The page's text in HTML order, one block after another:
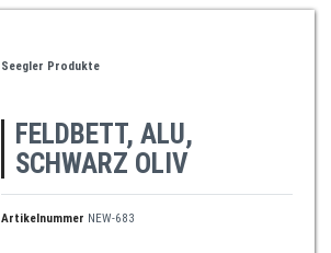
Seegler Produkte
FELDBETT, ALU,
SCHWARZ OLIV
Artikelnummer NEW-683